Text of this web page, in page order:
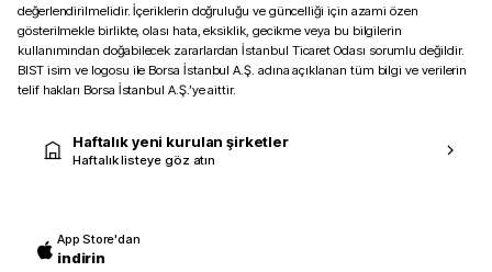
değerlendirilmelidir. İçeriklerin doğruluğu ve güncelliği için azami özen
gösterilmekle birlikte, olası hata, eksiklik, gecikme veya bu bilgilerin
kullanımından doğabilecek zararlardan İstanbul Ticaret Odası sorumlu değildir.
BIST isim ve logosu ile Borsa İstanbul A.Ş. adına açıklanan tüm bilgi ve verilerin
telif hakları Borsa İstanbul A.Ş.’ye aittir.
Haftalık yeni kurulan şirketler
Haftalık listeye göz atın
App Store'dan
indirin